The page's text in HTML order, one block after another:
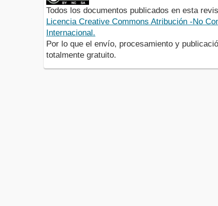
Todos los documentos publicados en esta
Licencia Creative Commons Atribución -No
Internacional.
Por lo que el envío, procesamiento y
totalmente gratuito.